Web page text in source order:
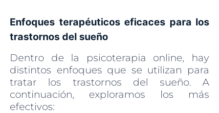
Enfoques terapéuticos eficaces para los
trastornos del sueño
Dentro de la psicoterapia online, hay
distintos enfoques que se utilizan para
tratar los trastornos del sueño. A
continuación, exploramos los más
efectivos: